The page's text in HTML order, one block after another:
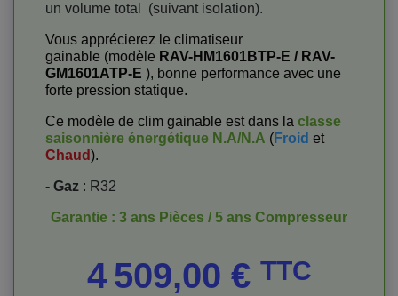
un volume total
(suivant isolation).
Vous apprécierez le climatiseur
gainable (modèle RAV-HM1601BTP-E / RAV-
GM1601ATP-E ), bonne performance avec une
forte pression statique.
Ce modèle de clim gainable est dans la classe
saisonnière énergétique N.A/N.A (Froid et
Chaud).
- Gaz : R32
Garantie : 3 ans Pièces / 5 ans Compresseur
4 509,00 € TTC